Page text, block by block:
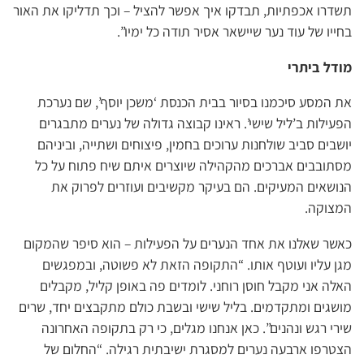
תשדרו אכפתיות, תבדקו איך אפשר להציל – וכך תדליקו את האור
בחייו של עוד נער שיישאר אסיר תודה כל ימיו”.
מודל ביתרי
את המסע סיכמנו בסיור בבית הכנסת ‘משכן יוסף’, שם נערכת
הפעילות ב’ליל שישי’. ראינו קבוצה גדולה של נערים מתבגרים
יושבים סביב שולחנות ערוכים בחמין, פיצוחים ושתייה, וביניהם
מסתובבים אברכים מהקהילה שיוצרים איתם שיח פתוח על כל
הנושאים המעיקים. הם בעיקר מקשיבים ועוזרים לפרוק את
המצוקה.
כאשר שאלנו את אחד הנערים על הפעילות – הוא סיפר שהמקום
מגן עליו ועוטף אותו. “התקופה הזאת לא פשוטה, ובמפגשים
האלה אני מקבל חוסן רוחני. לומדים פה באופן קליל, מקבלים
מושגים ומתקדמים. בליל שישי ובשבת כולם מתקבצים יחד, שרים
שירי רגש ונהנים”. כאן אנחנו מגלים, כי רק בתקופה האחרונה
הצטרפו ארבעה נערים למסגרת ישיבתית רגילה. “החלום של